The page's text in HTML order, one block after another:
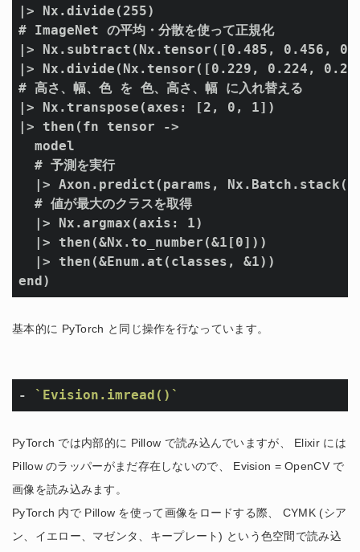
|> Nx.divide(255)
# ImageNet の平均・分散を使って正規化
|> Nx.subtract(Nx.tensor([0.485, 0.456,
|> Nx.divide(Nx.tensor([0.229, 0.224,
# 高さ、幅、色 を 色、高さ、幅 に入れ替える
|> Nx.transpose(axes: [2, 0, 1])
|> then(fn tensor ->
  model
  # 予測を実行
|> Axon.predict(params,
  # 値が最大のクラスを取得
  |> Nx.argmax(axis: 1)
  |> then(&Nx.to_number(&1[0]))
  |> then(&Enum.at(classes, &1))
end)
基本的に PyTorch と同じ操作を行なっています。
- `Evision.imread()`
PyTorch では内部的に Pillow で読み込んでいますが、 Elixir には
Pillow のラッパーがまだ存在しないので、 Evision = OpenCV で
画像を読み込みます。
PyTorch 内で Pillow を使って画像をロードする際、 CYMK (シア
ン、イエロー、マゼンタ、キープレート) という色空間で読み込